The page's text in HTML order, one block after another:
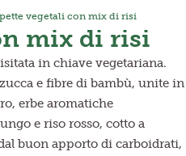
vegetali con mix di risi
mix di risi
in chiave vegetariana.
e fibre di bambù, unite in
erbe aromatiche
e riso rosso, cotto a
buon apporto di carboidrati,